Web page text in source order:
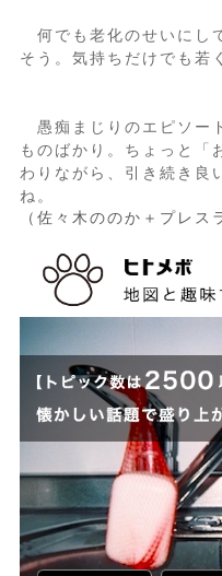
何でも老化のせいにし
そう。気持ちだけでも若
愚痴まじりのエピソー
ものばかり。ちょっと「
わりながら、引き続き良
ね。
（佐々木ののか＋プレス